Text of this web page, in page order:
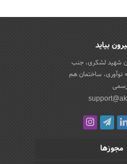
بیاید
شهید لشکری، جنب
نوآوری، ساختمان هم
مجوزها